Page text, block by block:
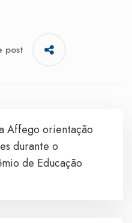
post
Affego orientação
durante o
de Educação